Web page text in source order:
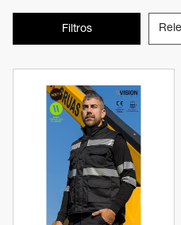
Filtros
Ver producto